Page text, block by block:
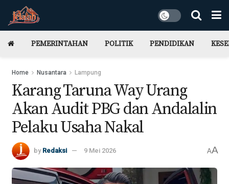
PEMERINTAHAN POLITIK PENDIDIKAN
Home Nusantara Lampung
Karang Taruna Way Urang
Akan Audit PBG dan Andalalin
Pelaku Usaha Nakal
by Redaksi 9 Mei 2026 AA